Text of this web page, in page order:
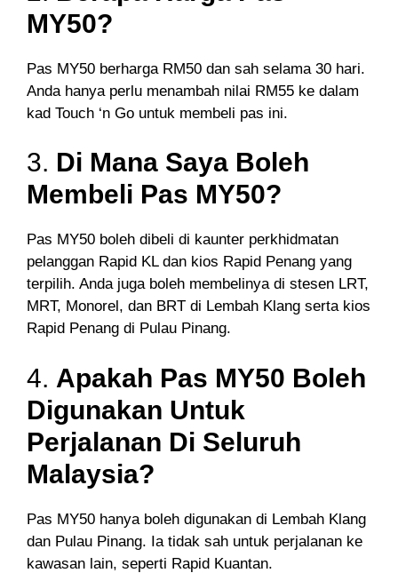
MY50?
Pas MY50 berharga RM50 dan sah selama 30 hari.
Anda hanya perlu menambah nilai RM55 ke dalam
kad Touch ‘n Go untuk membeli pas ini.
3. Di Mana Saya Boleh
Membeli Pas MY50?
Pas MY50 boleh dibeli di kaunter perkhidmatan
pelanggan Rapid KL dan kios Rapid Penang yang
terpilih. Anda juga boleh membelinya di stesen LRT,
MRT, Monorel, dan BRT di Lembah Klang serta kios
Rapid Penang di Pulau Pinang.
4. Apakah Pas MY50 Boleh
Digunakan Untuk
Perjalanan Di Seluruh
Malaysia?
Pas MY50 hanya boleh digunakan di Lembah Klang
dan Pulau Pinang. Ia tidak sah untuk perjalanan ke
kawasan lain, seperti Rapid Kuantan.